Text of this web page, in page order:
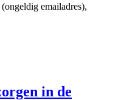
emailadres),
in de